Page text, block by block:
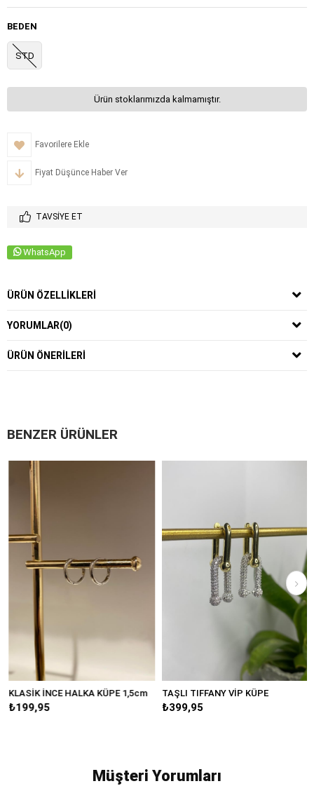
BEDEN
STD
Ürün stoklarımızda kalmamıştır.
Favorilere Ekle
Fiyat Düşünce Haber Ver
TAVSIYE ET
WhatsApp
ÜRÜN ÖZELLIKLERI
YORUMLAR(0)
ÜRÜN ÖNERILERI
BENZER ÜRÜNLER
KLASİK İNCE HALKA KÜPE 1,5cm
₺199,95
TAŞLI TIFFANY VİP KÜPE
₺399,95
Müşteri Yorumları